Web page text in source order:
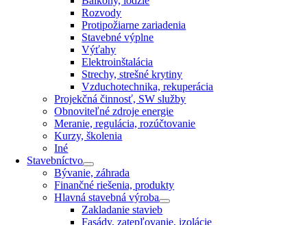
Rozvody
Protipožiarne zariadenia
Stavebné výplne
Výťahy
Elektroinštalácia
Strechy, strešné krytiny
Vzduchotechnika, rekuperácia
Projekčná činnosť, SW služby
Obnoviteľné zdroje energie
Meranie, regulácia, rozúčtovanie
Kurzy, školenia
Iné
Stavebníctvo
Bývanie, záhrada
Finančné riešenia, produkty
Hlavná stavebná výroba
Zakladanie stavieb
Fasády, zatepľovanie, izolácie